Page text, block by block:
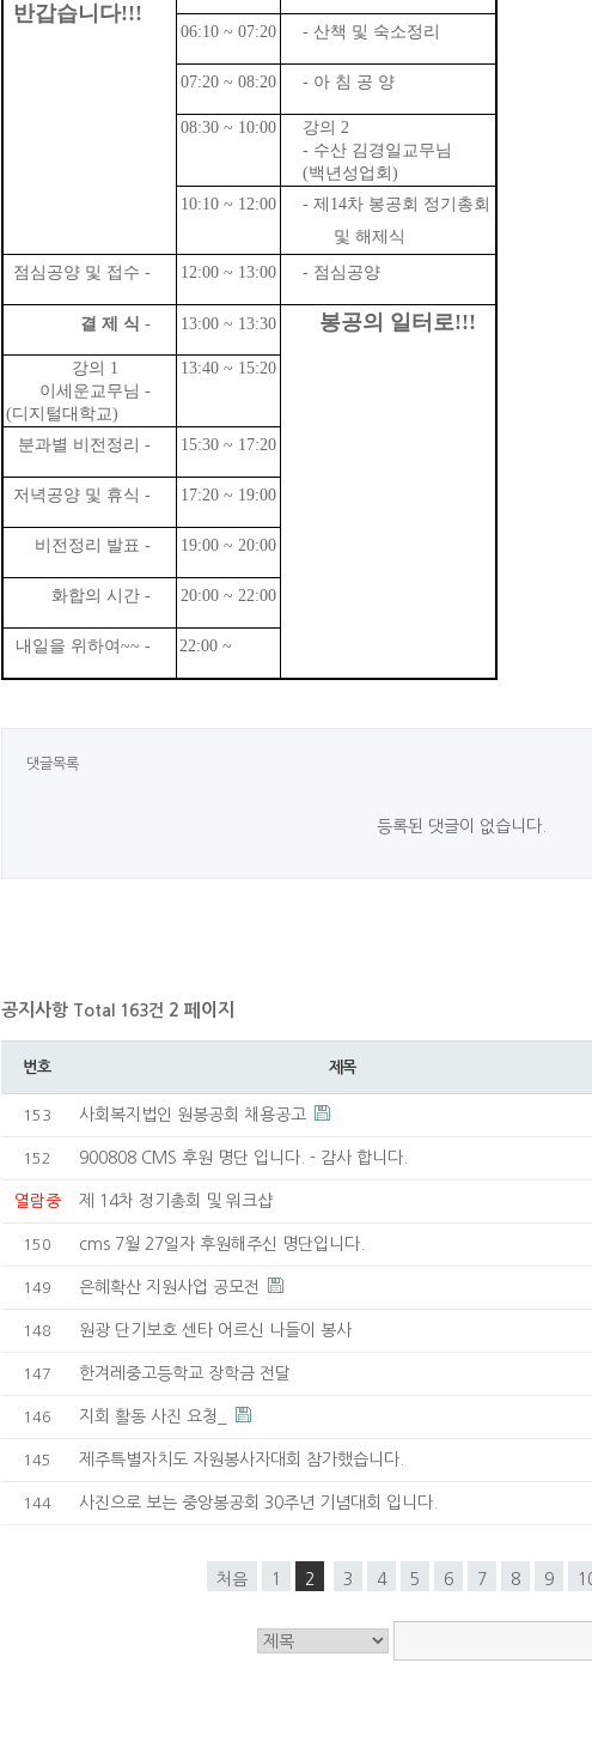
반갑습니다!!!
06:10 ~ 07:20 - 산책 및 숙소정리
07:20 ~ 08:20 - 아 침 공 양
08:30 ~ 10:00
강의 2
- 수산 김경일교무님
(백년성업회)
10:10 ~ 12:00
- 제14차 봉공회 정기총회
및 해제식
점심공양 및 접수 -
12:00 ~ 13:00 - 점심공양
결 제 식 - 13:00 ~ 13:30 봉공의 일터로!!!
강의 1
이세운교무님 -
(디지털대학교)
13:40 ~ 15:20
분과별 비전정리 - 15:30 ~ 17:20
저녁공양 및 휴식 - 17:20 ~ 19:00
비전정리 발표 - 19:00 ~ 20:00
화합의 시간 - 20:00 ~ 22:00
내일을 위하여~~ - 22:00 ~
댓글목록
등록된 댓글이 없습니다.
공지사항 Total 163건 2 페이지
번호 제목
153 사회복지법인 원봉공회 채용공고
152 900808 CMS 후원 명단 입니다. - 감사 합니다.
열람중 제 14차 정기총회 및 워크샵
150 cms 7월 27일자 후원해주신 명단입니다.
149 은혜확산 지원사업 공모전
148 원광 단기보호 센타 어르신 나들이 봉사
147 한겨레중고등학교 장학금 전달
146 지회 활동 사진 요청_
145 제주특별자치도 자원봉사자대회 참가했습니다.
144 사진으로 보는 중앙봉공회 30주년 기념대회 입니다.
처음 1 2 3 4 5 6 7 8 9